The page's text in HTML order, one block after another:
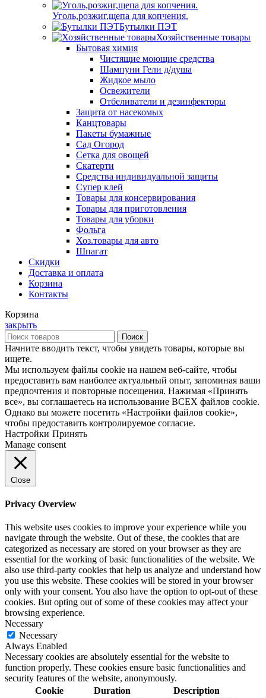
Уголь,розжиг,щепа для копчения.
Бутылки ПЭТ
Хозяйственные товары
Бытовая химия
Чистящие моющие средства
Шампуни Гели д/душа
Жидкое мыло
Освежители
Отбеливатели и дезинфекторы
Защита от насекомых
Канцтовары
Пакеты бумажные
Сад Огород
Сетка для овощей
Скатерти
Средства индивидуальной защиты
Супер клей
Товары для консервирования
Товары для приготовления
Товары для уборки
Фольга
Хоз.товары для авто
Шпагат
Скидки
Доставка и оплата
Корзина
Контакты
Корзина
закрыть
Поиск
Начните вводить текст, чтобы увидеть товары, которые вы
ищете.
Мы используем файлы cookie на нашем веб-сайте, чтобы
предоставить вам наиболее актуальный опыт, запоминая ваши
предпочтения и повторные посещения. Нажимая «Принять
все», вы соглашаетесь на использование ВСЕХ файлов cookie.
Однако вы можете посетить «Настройки файлов cookie»,
чтобы предоставить контролируемое согласие.
Настройки Принять
Manage consent
Close
Privacy Overview
This website uses cookies to improve your experience while you
navigate through the website. Out of these, the cookies that are
categorized as necessary are stored on your browser as they are
essential for the working of basic functionalities of the website. We
also use third-party cookies that help us analyze and understand how
you use this website. These cookies will be stored in your browser
only with your consent. You also have the option to opt-out of these
cookies. But opting out of some of these cookies may affect your
browsing experience.
Necessary
Necessary
Always Enabled
Necessary cookies are absolutely essential for the website to
function properly. These cookies ensure basic functionalities and
security features of the website, anonymously.
Cookie
Duration Description